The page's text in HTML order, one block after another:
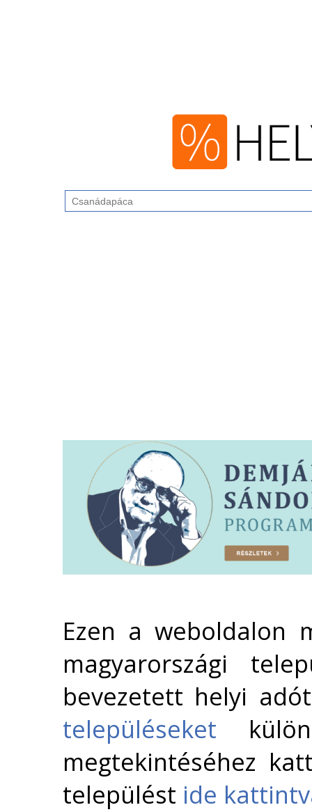
Ezen a weboldalon
magyarországi
bevezetett helyi
településeket
megtekintéséhez
települést ide